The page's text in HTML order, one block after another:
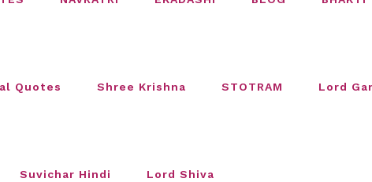
Quotes Shree Krishna STOTRAM Lord
Suvichar Hindi Lord Shiva